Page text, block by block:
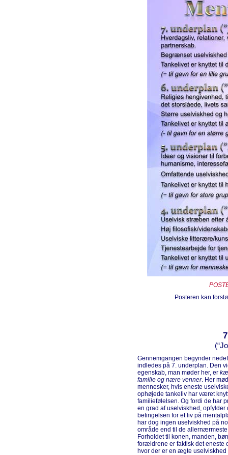
Posteren kan
Gennemgangen begynder
indledes på 7. underplan. Den
egenskab, man møder her, er
familie og nære venner. Her
mennesker, hvis eneste
ophøjede tankeliv har været
familiefølelsen. Og fordi de har
en grad af uselviskhed, opfylder
betingelsen for et liv på
har dog ingen uselviskhed på
område end til de
Forholdet til konen, manden,
forældrene er faktisk det eneste
hvor der er en ægte uselviskhed